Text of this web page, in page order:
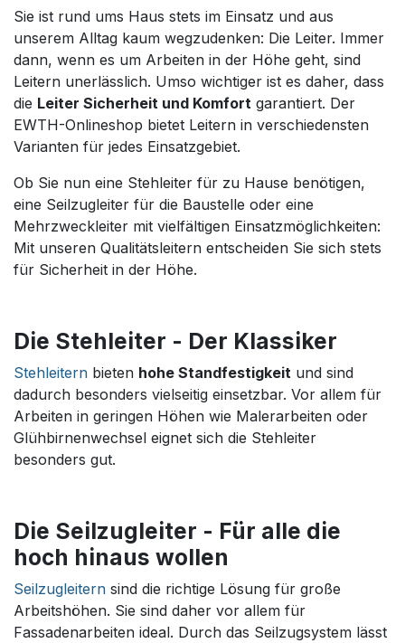
Sie ist rund ums Haus stets im Einsatz und aus
unserem Alltag kaum wegzudenken: Die Leiter. Immer
dann, wenn es um Arbeiten in der Höhe geht, sind
Leitern unerlässlich. Umso wichtiger ist es daher, dass
die Leiter Sicherheit und Komfort garantiert. Der
EWTH-Onlineshop bietet Leitern in verschiedensten
Varianten für jedes Einsatzgebiet.
Ob Sie nun eine Stehleiter für zu Hause benötigen,
eine Seilzugleiter für die Baustelle oder eine
Mehrzweckleiter mit vielfältigen Einsatzmöglichkeiten:
Mit unseren Qualitätsleitern entscheiden Sie sich stets
für Sicherheit in der Höhe.
Die Stehleiter - Der Klassiker
Stehleitern bieten hohe Standfestigkeit und sind
dadurch besonders vielseitig einsetzbar. Vor allem für
Arbeiten in geringen Höhen wie Malerarbeiten oder
Glühbirnenwechsel eignet sich die Stehleiter
besonders gut.
Die Seilzugleiter - Für alle die
hoch hinaus wollen
Seilzugleitern sind die richtige Lösung für große
Arbeitshöhen. Sie sind daher vor allem für
Fassadenarbeiten ideal. Durch das Seilzugsystem lässt